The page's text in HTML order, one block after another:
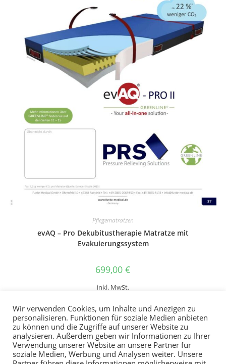
Pflegematratzen
evAQ – Pro Dekubitustherapie Matratze mit
Evakuierungssystem
699,00 €
inkl. MwSt.
Wir verwenden Cookies, um Inhalte und Anezigen zu
personalisieren. Funktionen für soziale Medien anbieten
zu können und die Zugriffe auf unserer Website zu
analysieren. Außerdem geben wir Informationen zu Ihrer
Verwendung unserer Website an unsere Partner für
soziale Medien, Werbung und Analysen weiter. Unsere